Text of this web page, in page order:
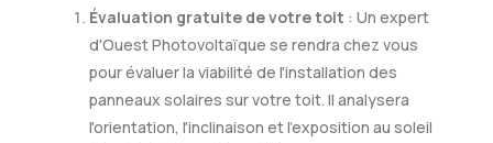
Évaluation gratuite de votre toit : Un expert
d'Ouest Photovoltaïque se rendra chez vous
pour évaluer la viabilité de l'installation des
panneaux solaires sur votre toit. Il analysera
l'orientation, l'inclinaison et l'exposition au soleil